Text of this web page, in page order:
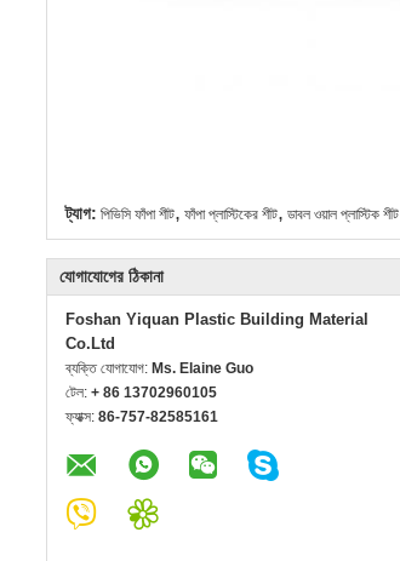
ট্যাগ: পিভিসি ফাঁপা শীট, ফাঁপা প্লাস্টিকের শীট, ডাবল ওয়াল প্লাস্টিক শীট
যোগাযোগের ঠিকানা
Foshan Yiquan Plastic Building Material
Co.Ltd
ব্যক্তি যোগাযোগ: Ms. Elaine Guo
টেল: + 86 13702960105
ফ্যাক্স: 86-757-82585161